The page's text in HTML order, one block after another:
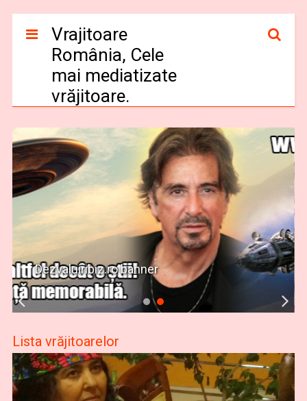
Vrajitoare
România, Cele
mai mediatizate
vrăjitoare.
Dezvaluiribiz.ro banner
Lista vrăjitoarelor